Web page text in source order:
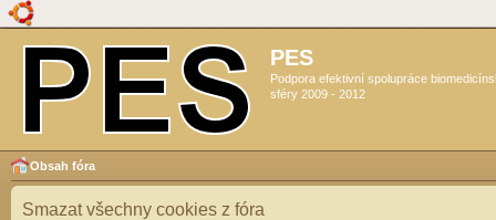
PES
Podpora efektivní spolupráce
sféry 2009 - 2012
Obsah fóra
Smazat všechny cookies z fóra